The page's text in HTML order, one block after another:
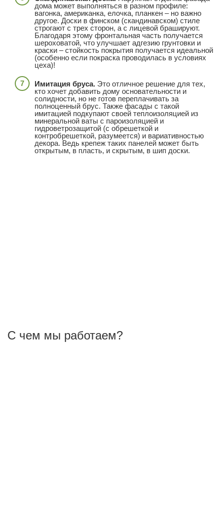
дома может выполняться в разном профиле:
вагонка, американка, елочка, планкен – но важно
другое. Доски в финском (скандинавском) стиле
строгают с трех сторон, а с лицевой брашируют.
Благодаря этому фронтальная часть получается
шероховатой, что улучшает адгезию грунтовки и
краски – стойкость покрытия получается идеальной
(особенно если покраска проводилась в условиях
цеха)!
Имитация бруса. Это отличное решение для тех,
кто хочет добавить дому основательности и
солидности, но не готов переплачивать за
полноценный брус. Также фасады с такой
имитацией подкупают своей теплоизоляцией из
минеральной ваты с пароизоляцией и
гидроветрозащитой (с обрешеткой и
контробрешеткой, разумеется) и вариативностью
декора. Ведь крепеж таких панелей может быть
открытым, в пласть, и скрытым, в шип доски.
С чем мы работаем?